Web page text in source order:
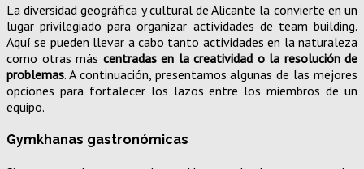
La diversidad geográfica y cultural de Alicante la convierte en un
lugar privilegiado para organizar actividades de team building.
Aquí se pueden llevar a cabo tanto actividades en la naturaleza
como otras más centradas en la creatividad o la resolución de
problemas. A continuación, presentamos algunas de las mejores
opciones para fortalecer los lazos entre los miembros de un
equipo.
Gymkhanas gastronómicas